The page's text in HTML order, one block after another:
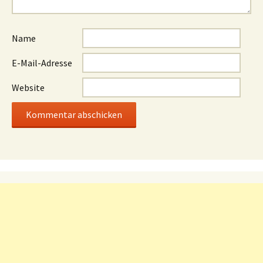
Name
E-Mail-Adresse
Website